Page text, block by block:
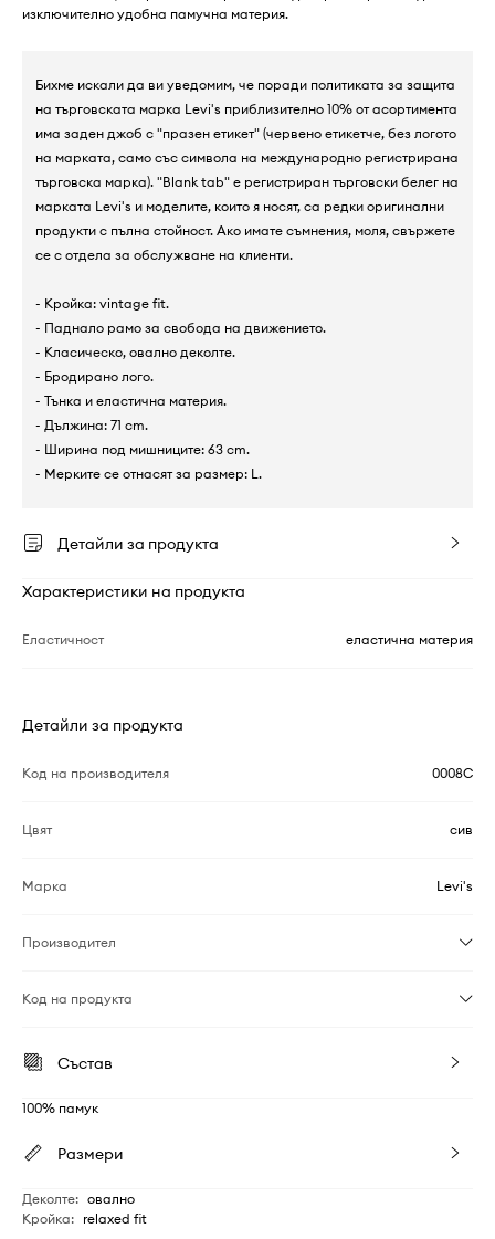
изключително удобна памучна материя.
Бихме искали да ви уведомим, че поради политиката за защита
на търговската марка Levi's приблизително 10% от асортимента
има заден джоб с "празен етикет" (червено етикетче, без логото
на марката, само със символа на международно регистрирана
търговска марка). "Blank tab" е регистриран търговски белег на
марката Levi's и моделите, които я носят, са редки оригинални
продукти с пълна стойност. Ако имате съмнения, моля, свържете
се с отдела за обслужване на клиенти.
- Кройка: vintage fit.
- Паднало рамо за свобода на движението.
- Класическо, овално деколте.
- Бродирано лого.
- Тънка и еластична материя.
- Дължина: 71 cm.
- Ширина под мишниците: 63 cm.
- Мерките се отнасят за размер: L.
Детайли за продукта
Характеристики на продукта
Еластичност еластична материя
Детайли за продукта
Код на производителя 0008C
Цвят сив
Марка Levi's
Производител
Код на продукта
Състав
100% памук
Размери
Деколте: овално
Кройка: relaxed fit